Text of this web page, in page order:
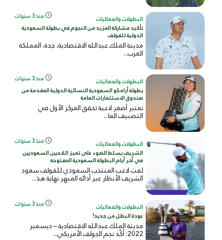
البطولات والفعاليات منذ 3 سنوات
تأكيد مشاركة المزيد من النجوم في بطولة السعودية
الدولية للقولف
مدينة الملك عبدالله الاقتصادية، جدة، المملكة
العرب...
البطولات والفعاليات منذ 3 سنوات
بطولة أرامكو السعودية النسائية الدولية المقدمة من
صندوق الاستثمارات العامة
تعتبر أصغر لاعبة تحقق المركز الأول في
التصنيف العا...
البطولات والفعاليات منذ 3 سنوات
الشريف يسلط الضوء على تميز اللاعبين السعوديين
في آخر أيام البطولة السعودية المفتوحة
لفت لاعب المنتخب السعودي للقولف سعود
الشريف الأنظار عبر أدائه المبهر نهاية هذ...
البطولات والفعاليات منذ 3 سنوات
عودة البطل من جديد!
مدينة الملك عبدالله الاقتصادية – ديسمبر
2022: أكّد نجم الجولف الأمريكي...